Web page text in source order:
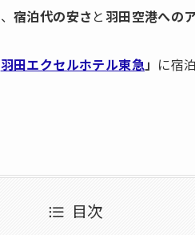
宿泊代の安さと羽田空港への
羽田エクセルホテル東急」 に宿
目次